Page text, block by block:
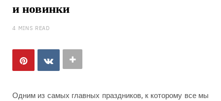
и новинки
4 MINS READ
Одним из самых главных праздников, к которому все мы